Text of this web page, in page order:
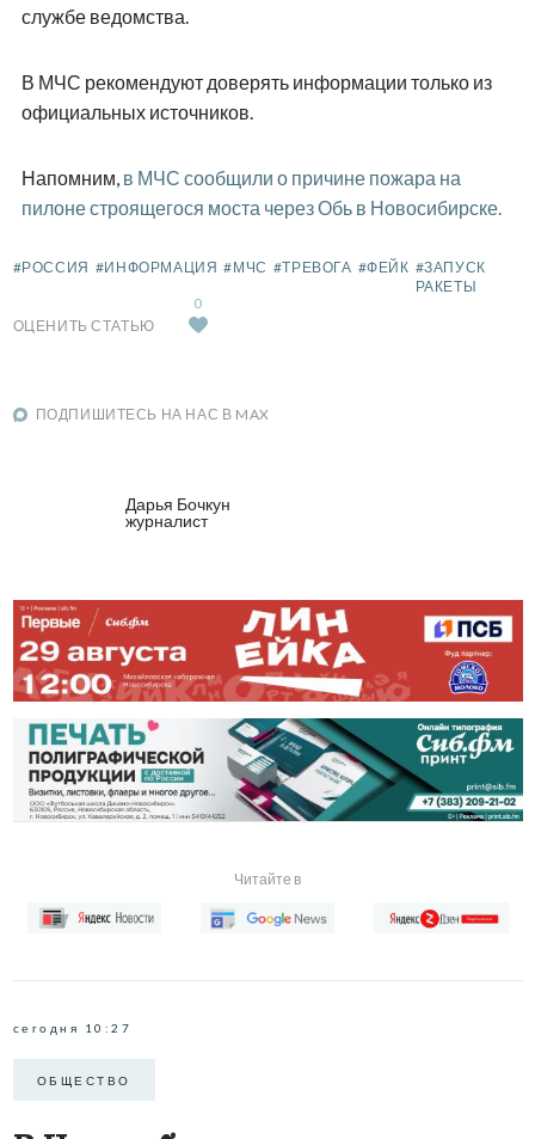
службе ведомства.
В МЧС рекомендуют доверять информации только из
официальных источников.
Напомним, в МЧС сообщили о причине пожара на
пилоне строящегося моста через Обь в Новосибирске.
#РОССИЯ #ИНФОРМАЦИЯ #МЧС #ТРЕВОГА #ФЕЙК #ЗАПУСК
РАКЕТЫ
ОЦЕНИТЬ СТАТЬЮ
0
ПОДПИШИТЕСЬ НА НАС В MAX
Дарья Бочкун
журналист
Читайте в
сегодня 10:27
ОБЩЕСТВО